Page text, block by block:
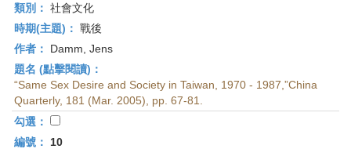
類別： 社會文化
時期(主題)： 戰後
作者：
Damm, Jens
題名 (點擊閱讀)：
“Same Sex Desire and Society in Taiwan, 1970 - 1987,”China
Quarterly, 181 (Mar. 2005), pp. 67-81.
勾選：
編號：
10